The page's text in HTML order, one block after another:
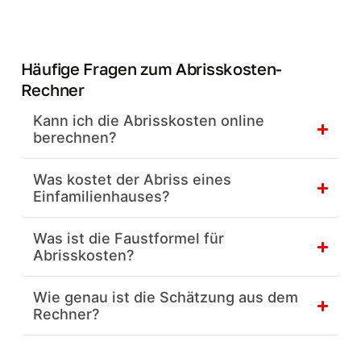
Häufige Fragen zum Abrisskosten-
Rechner
Kann ich die Abrisskosten online
berechnen?
Was kostet der Abriss eines
Einfamilienhauses?
Was ist die Faustformel für
Abrisskosten?
Wie genau ist die Schätzung aus dem
Rechner?